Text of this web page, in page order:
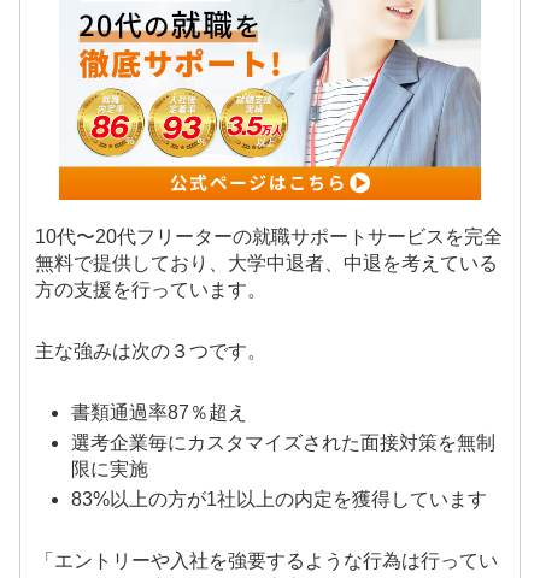
10代〜20代フリーターの就職サポートサービスを完全
無料で提供しており、大学中退者、中退を考えている
方の支援を行っています。
主な強みは次の３つです。
書類通過率87％超え
選考企業毎にカスタマイズされた面接対策を無制
限に実施
83%以上の方が1社以上の内定を獲得しています
「エントリーや入社を強要するような行為は行ってい